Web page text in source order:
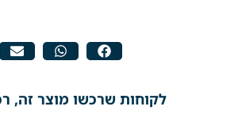
לקוחות שרכשו מוצר זה,